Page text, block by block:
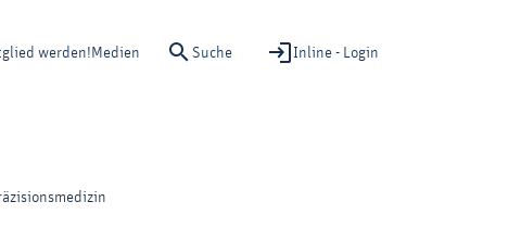
werden! Medien Suche Inline - Login